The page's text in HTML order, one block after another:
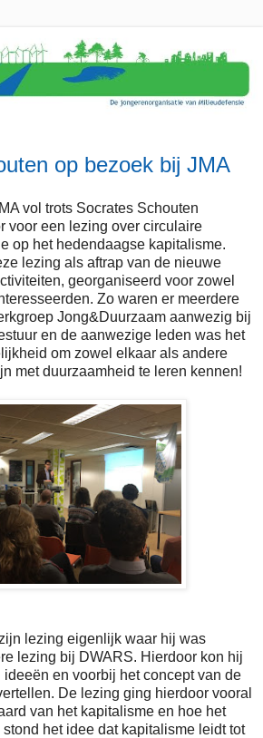
op bezoek bij JMA
vol trots Socrates Schouten
voor een lezing over circulaire
op het hedendaagse kapitalisme.
lezing als aftrap van de nieuwe
georganiseerd voor zowel
Zo waren er meerdere
Jong&Duurzaam aanwezig bij
en de aanwezige leden was het
om zowel elkaar als andere
met duurzaamheid te leren kennen!
lezing eigenlijk waar hij was
lezing bij DWARS. Hierdoor kon hij
en voorbij het concept van de
De lezing ging hierdoor vooral
van het kapitalisme en hoe het
het idee dat kapitalisme leidt tot